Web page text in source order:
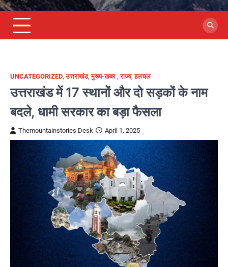
UNCATEGORIZED,उत्तराखंड,मुख्य-खबर,राज्य,हलचल
उत्तराखंड में 17 स्थानों और दो सड़कों के नाम
बदले, धामी सरकार का बड़ा फैसला
Themountainstories Desk April 1, 2025